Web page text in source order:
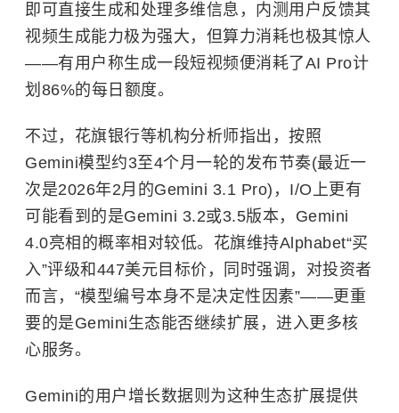
即可直接生成和处理多维信息，内测用户反馈其
视频生成能力极为强大，但算力消耗也极其惊人
——有用户称生成一段短视频便消耗了AI Pro计
划86%的每日额度。
不过，花旗银行等机构分析师指出，按照
Gemini模型约3至4个月一轮的发布节奏(最近一
次是2026年2月的Gemini 3.1 Pro)，I/O上更有
可能看到的是Gemini 3.2或3.5版本，Gemini
4.0亮相的概率相对较低。花旗维持Alphabet“买
入”评级和447美元目标价，同时强调，对投资者
而言，“模型编号本身不是决定性因素”——更重
要的是Gemini生态能否继续扩展，进入更多核
心服务。
Gemini的用户增长数据则为这种生态扩展提供